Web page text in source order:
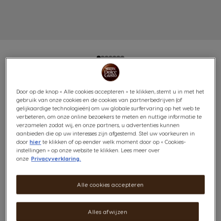
DISCOVERY PACK
STARBUCKS® 72 CAPSULES
(1)
Inhoud:x72
Pictogram capsule
Geniet van onze Starbucks Discovery Pack STARBUCKS®
BY NESCAFÉ® Dolce Gusto® met in totaal 72
koffiecapsules om uw favoriete drankje te vullen tegen
een uitzonderlijke prijs!
Door op de knop « Alle cookies accepteren » te klikken, stemt u in met het
gebruik van onze cookies en de cookies van partnerbedrijven (of
gelijkaardige technologieën) om uw globale surfervaring op het web te
verbeteren, om onze online bezoekers te meten en nuttige informatie te
verzamelen zodat wij, en onze partners, u advertenties kunnen
aanbieden die op uw interesses zijn afgestemd. Stel uw voorkeuren in
doorhier te klikken of op eender welk moment door op « Cookies-
instellingen » op onze website te klikken. Lees meer over
onze Privacyverklaring.
Alles afwijzen
Alle cookies accepteren